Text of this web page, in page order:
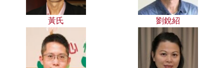
黃氏 劉銳紹